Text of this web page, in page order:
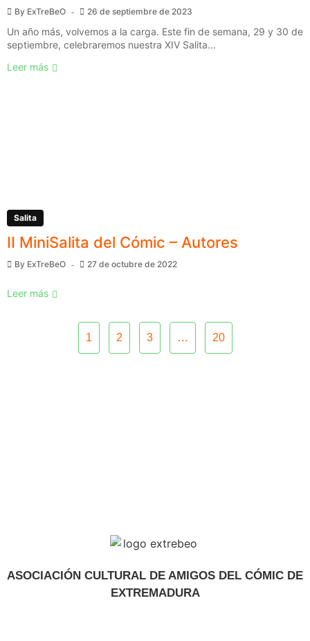
By ExTreBeO 26 de septiembre de 2023
Un año más, volvemos a la carga. Este fin de semana, 29 y 30 de
septiembre, celebraremos nuestra XIV Salita...
Leer más
Salita
II MiniSalita del Cómic – Autores
By ExTreBeO 27 de octubre de 2022
Leer más
1 2 3 … 20
ASOCIACIÓN CULTURAL DE AMIGOS DEL CÓMIC DE
EXTREMADURA